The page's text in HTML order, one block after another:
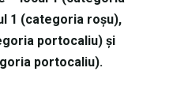
1 (categoria roşu),
portocaliu) şi
portocaliu).